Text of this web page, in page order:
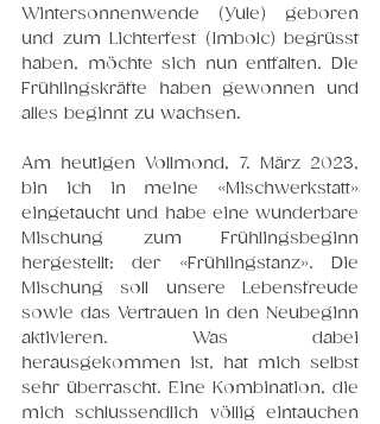
Wintersonnenwende (Yule) geboren
und zum Lichterfest (Imbolc) begrüsst
haben, möchte sich nun entfalten. Die
Frühlingskräfte haben gewonnen und
alles beginnt zu wachsen.
Am heutigen Vollmond, 7. März 2023,
bin ich in meine «Mischwerkstatt»
eingetaucht und habe eine wunderbare
Mischung zum Frühlingsbeginn
hergestellt; der «Frühlingstanz». Die
Mischung soll unsere Lebensfreude
sowie das Vertrauen in den Neubeginn
aktivieren. Was dabei
herausgekommen ist, hat mich selbst
sehr überrascht. Eine Kombination, die
mich schlussendlich völlig eintauchen